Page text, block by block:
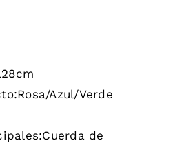
Rosa/Azul/Verde
Cuerda de